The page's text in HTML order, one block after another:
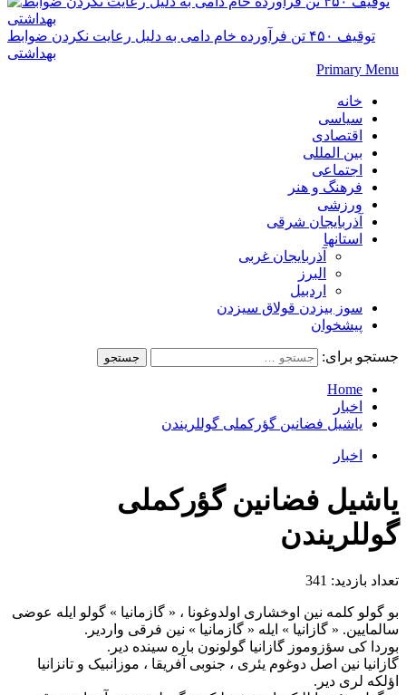
توقیف ۴۵۰ تن فرآورده خام دامی به دلیل رعایت نکردن ضوابط
بهداشتی
Primary Menu
خانه
سیاسی
اقتصادی
بین المللی
اجتماعی
فرهنگ و هنر
ورزشی
آذربایجان شرقی
استانها
آذربایجان غربی
البرز
اردبیل
سوز بیزدن قولاق سیزدن
پیشخوان
جستجو برای:
Home
اخبار
یاشیل فضانین گؤرکملی گوللریندن
اخبار
یاشیل فضانین گؤرکملی
گوللریندن
تعداد بازدید: 341
بو گولو کلمه نین اوخشاری اولدوغونا ، « گازمانیا » گولو ایله عوضی
سالمایین. « گازانیا » ایله « گازمانیا » نین فرقی واردیر.
بوردا کی سؤزوموز گازانیا گولونون باره سینده دیر.
گازانیا نین اصل دوغوم یئری ، جنوبی آفریقا ، موزانبیک و تانزانیا
اؤلکه لری دیر.